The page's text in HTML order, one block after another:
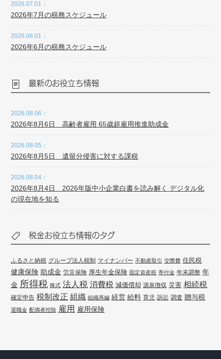
2026.07.01：
2026年7月の税務スケジュール
2026.06.01：
2026年6月の税務スケジュール
最新のお役立ち情報
2026.08.06：
2026年8月6日 高齢者雇用 65歳超雇用推進助成金
2026.08.05：
2026年8月5日 遺留分侵害に対する課税
2026.08.04：
2026年8月4日 2026年版中小企業白書を読み解く デジタル化
の現在地を知る
税金お役立ち情報のタグ
ふるさと納税 グループ法人税制 マイナンバー 不動産取引 交際費 住民税
健康保険 助成金 労災保険 厚生年金保険 固定資産税 寄付金 年末調整 年
金 所得税 株式 法人税 消費税 減価償却 源泉徴収 災害 相続税
確定申告 税制改正 組織 組織再編 経営 給料 育児 訴訟 調査 贈与税
退職金 配偶者控除 雇用 雇用保険